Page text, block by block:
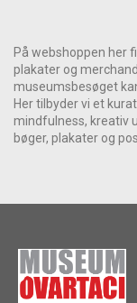
På webshoppen her
plakater og
museumsbesøget
Her tilbyder vi et
mindfulness, kreativ
bøger, plakater og